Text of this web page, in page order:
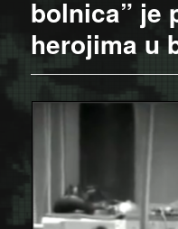
bolnica” je
herojima u